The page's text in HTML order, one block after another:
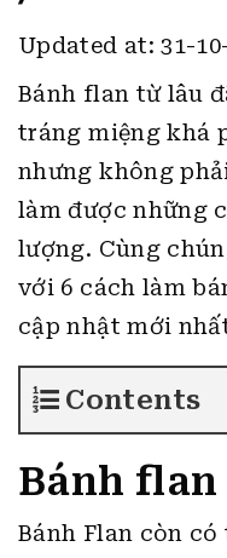
Updated at: 31-
Bánh flan từ lâu
tráng miệng khá
nhưng không
làm được những
lượng. Cùng
với 6 cách làm
cập nhật mới
Contents
Bánh flan
Bánh Flan còn